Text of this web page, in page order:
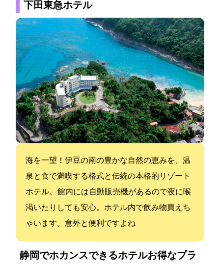
下田東急ホテル
海を一望！伊豆の南の豊かな自然の恵みを、温
泉と食で満喫する格式と伝統の本格的リゾート
ホテル。 館内には自動販売機があるので夜に喉
渇いたりしても安心。ホテル内で飲み物買えち
ゃいます。意外と便利ですよね
静岡でホカンスできるホテル:お得なプラ